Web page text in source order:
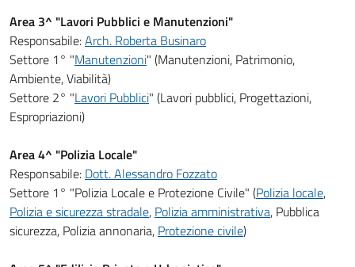
Area 3^ "Lavori Pubblici e Manutenzioni"
Responsabile:Arch. Roberta Businaro
Settore 1° "Manutenzioni" (Manutenzioni, Patrimonio,
Ambiente, Viabilità)
Settore 2° "Lavori Pubblici" (Lavori pubblici, Progettazioni,
Espropriazioni)
Area 4^ "Polizia Locale"
Responsabile: Dott. Alessandro Fozzato
Settore 1° "Polizia Locale e Protezione Civile" (Polizia locale,
Polizia e sicurezza stradale, Polizia amministrativa, Pubblica
sicurezza, Polizia annonaria, Protezione civile)